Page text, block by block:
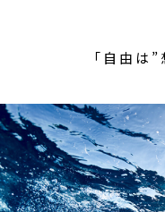
「自由は